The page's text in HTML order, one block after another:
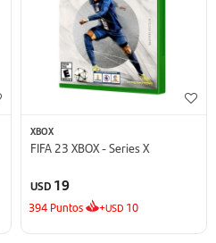
XBOX
FIFA 23 XBOX - Series X
USD 19
394 Puntos +USD 10